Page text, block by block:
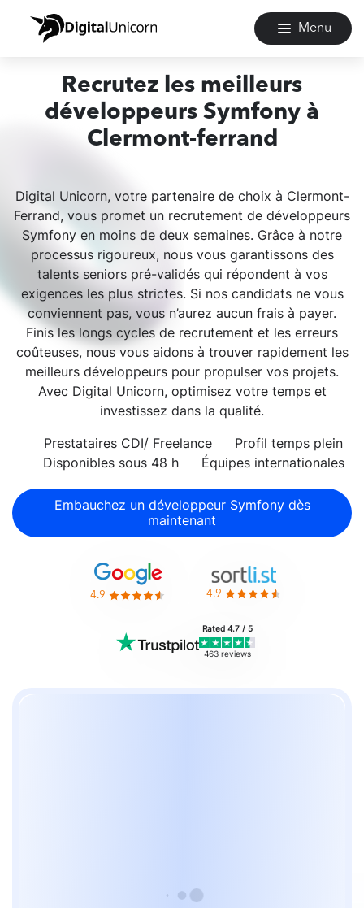
Menu
Recrutez les meilleurs
développeurs Symfony à
Clermont-ferrand
Digital Unicorn, votre partenaire de choix à Clermont-
Ferrand, vous promet un recrutement de développeurs
Symfony en moins de deux semaines. Grâce à notre
processus rigoureux, nous vous garantissons des
talents seniors pré-validés qui répondent à vos
exigences les plus strictes. Si nos candidats ne vous
conviennent pas, vous n’aurez aucun frais à payer.
Finis les longs cycles de recrutement et les erreurs
coûteuses, nous vous aidons à trouver rapidement les
meilleurs développeurs pour propulser vos projets.
Avec Digital Unicorn, optimisez votre temps et
investissez dans la qualité.
Prestataires CDI/ Freelance
Profil temps plein
Disponibles sous 48 h
Équipes internationales
Embauchez un développeur Symfony dès
maintenant
4.9 4.9
Rated 4.7 / 5
463 reviews